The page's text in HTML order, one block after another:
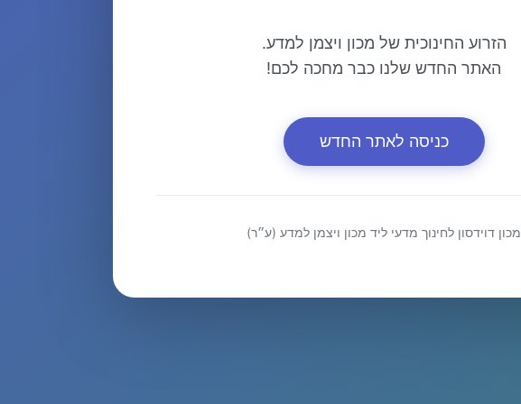
הזרוע החינוכית של מכון ויצמן למדע.
האתר החדש שלנו כבר מחכה לכם!
כניסה לאתר החדש
מכון דוידסון לחינוך מדעי ליד מכון ויצמן למדע (ע״ר)